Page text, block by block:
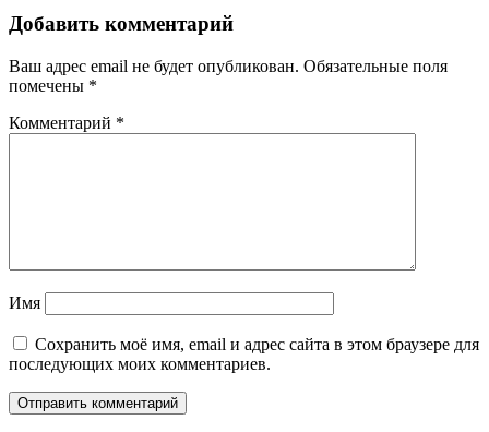
Добавить комментарий
Ваш адрес email не будет опубликован. Обязательные поля
помечены *
Комментарий *
Имя
Сохранить моё имя, email и адрес сайта в этом браузере для
последующих моих комментариев.